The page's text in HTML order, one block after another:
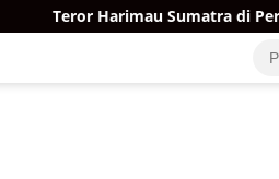
Teror Harimau Sumatra di